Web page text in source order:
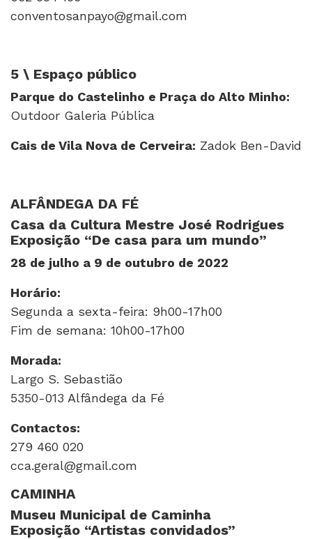
conventosanpayo@gmail.com
5 \ Espaço público
Parque do Castelinho e Praça do Alto Minho:
Outdoor Galeria Pública
Cais de Vila Nova de Cerveira: Zadok Ben-David
ALFÂNDEGA DA FÉ
Casa da Cultura Mestre José Rodrigues
Exposição “De casa para um mundo”
28 de julho a 9 de outubro de 2022
Horário:
Segunda a sexta-feira: 9h00-17h00
Fim de semana: 10h00-17h00
Morada:
Largo S. Sebastião
5350-013 Alfândega da Fé
Contactos:
279 460 020
cca.geral@gmail.com
CAMINHA
Museu Municipal de Caminha
Exposição “Artistas convidados”